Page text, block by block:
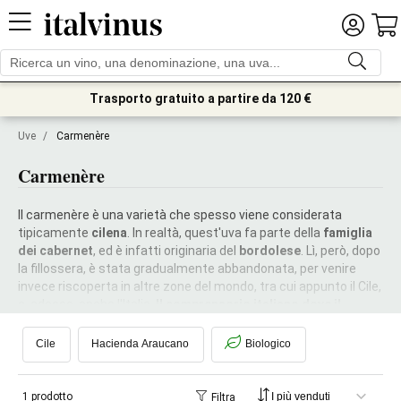
Trasporto gratuito a partire da 120 €
Uve / Carmenère
Carmenère
Il carmenère è una varietà che spesso viene considerata
tipicamente cilena . In realtà, quest'uva fa parte della famiglia
dei cabernet, ed è infatti originaria del bordolese . Lì, però, dopo
la fillossera, è stata gradualmente abbandonata, per venire
invece riscoperta in altre zone del mondo, tra cui appunto il Cile,
nel Vicentino. Su queste dolci colline ha trovato il luogo ideale
in cui raggiungere la piena maturazione delle uve e sviluppare gli
aromi più pregiati e tipici: lespeziee ilpepe nero, superando
quelle note di peperone verde che spesso vengono considerate
Cile Hacienda Araucano Biologico
1 prodotto Filtra